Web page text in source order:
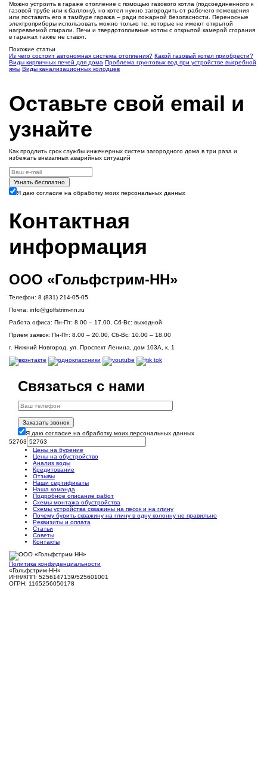
Можно устроить в гараже отопление с помощью газового котла (подсоединенного к
газовой трубе или к баллону), но котел нужно загородить от рабочего помещения
или поставить его в тамбуре гаража – ради пожарной безопасности. Переносные
электроприборы использовать можно только те, которые не имеют открытой
нагреваемой спирали. Печи и твердотопливные котлы с открытой камерой сгорания
в гаражах также не ставят.
Похожие статьи
Из чего состоит автономная система отопления? Какой газовый котел приобрести?
Виды кирпичных печей для дома Проблема грунтовых вод при устройстве выгребной
ямы Виды канализационных колодцев
Оставьте свой email и
узнайте
Как продлить срок службы инженерных систем загородного дома в три раза и
избежать внезапных аварийных ситуаций
Узнать бесплатно
Я даю согласие на обработку моих персональных данных
Контактная
информация
ООО «Гольфстрим-НН»
Телефон: 8 (831) 214-05-05
Почта: info@golfstrim-nn.ru
Работа офиса: Пн-Пт: 8.00 – 17.00, Сб-Вс: выходной
Прием заявок: Пн-Пт: 8.00 – 20.00, Сб-Вс: 10.00 – 18.00
г. Нижний Новгород, ул. Проспект Ленина, дом 103А, к. 1
Связаться с нами
Заказать звонок
Я даю согласие на обработку моих персональных данных
52763
Цены на бурение
Цены на обустройство
Анализ воды
Кредитование
Отзывы
Наши сертификаты
Наша команда
Подробное описание работ
Схемы монтажа обустройства
Схемы устройства скважины на песок и на глину
Почему бурить скважину на глину в одну колонну не правильно
Реквизиты и оплата
Статьи
Советы
Контакты
Политика конфиденциальности
«Гольфстрим-НН»
ИНН/КПП: 5256147139/525601001
ОГРН: 1165256050178